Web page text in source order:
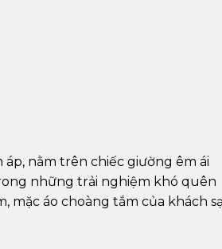
nằm trên chiếc giường êm ái
những trải nghiệm khó quên
mặc áo choàng tắm của khách